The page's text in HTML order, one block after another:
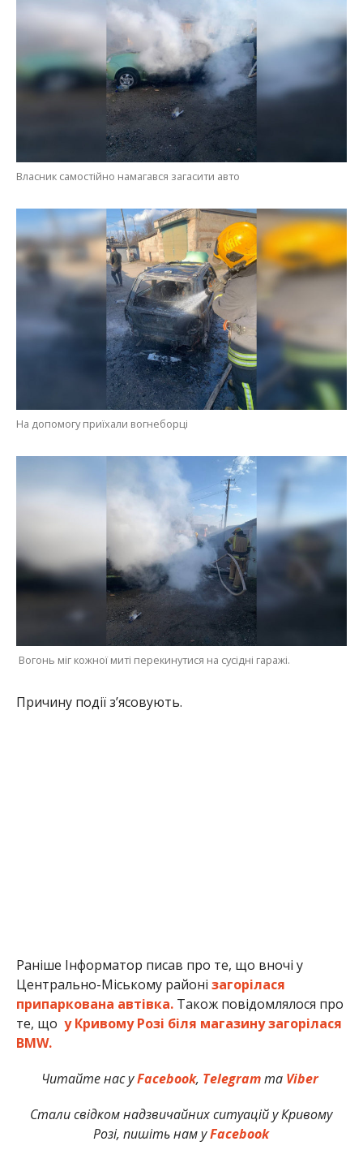
Власник самостійно намагався загасити авто
На допомогу приїхали вогнеборці
Вогонь міг кожної миті перекинутися на сусідні гаражі.
Причину події з’ясовують.
Раніше Інформатор писав про те, що вночі у
Центрально-Міському районі загорілася
припаркована автівка.Також повідомлялося про
те, що у Кривому Розі біля магазину загорілася
BMW.
Читайте нас уFacebook, Telegramта Viber
Стали свідком надзвичайних ситуацій у Кривому
Розі, пишіть нам уFacebook